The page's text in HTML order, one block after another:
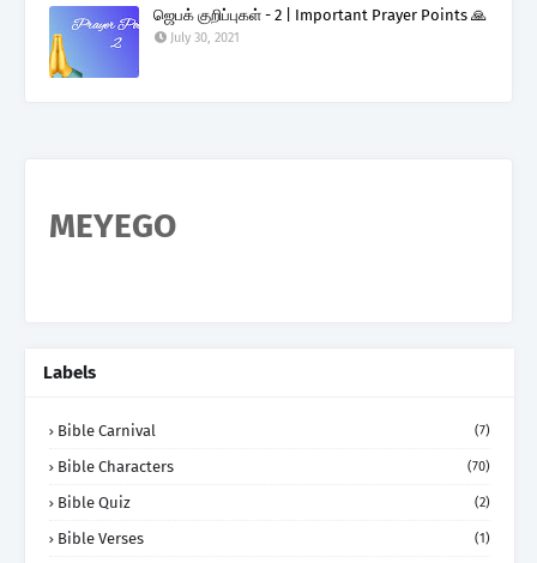
ஜெபக் குறிப்புகள் - 2 | Important Prayer Points 🙏
July 30, 2021
MEYEGO
Labels
Bible Carnival (7)
Bible Characters (70)
Bible Quiz (2)
Bible Verses (1)